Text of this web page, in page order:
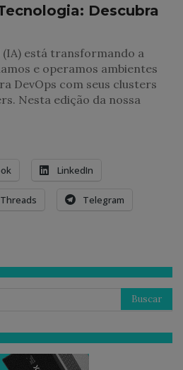
Descubra
está transformando a
e operamos ambientes
DevOps com seus clusters
Nesta edição da nossa
LinkedIn
Threads Telegram